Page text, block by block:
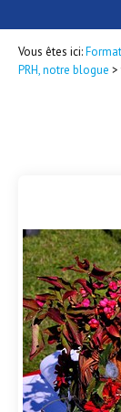
Vous êtes ici:
PRH, notre blogue >